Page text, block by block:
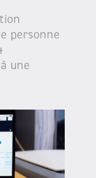
personne
une